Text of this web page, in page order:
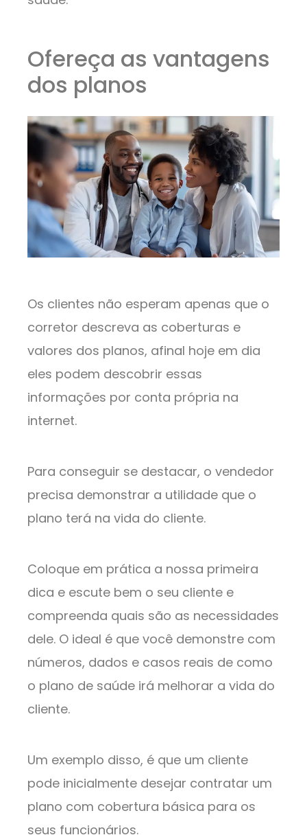
Ofereça as vantagens
dos planos
Os clientes não esperam apenas que o
corretor descreva as coberturas e
valores dos planos, afinal hoje em dia
eles podem descobrir essas
informações por conta própria na
internet.
Para conseguir se destacar, o vendedor
precisa demonstrar a utilidade que o
plano terá na vida do cliente.
Coloque em prática a nossa primeira
dica e escute bem o seu cliente e
compreenda quais são as necessidades
dele. O ideal é que você demonstre com
números, dados e casos reais de como
o plano de saúde irá melhorar a vida do
cliente.
Um exemplo disso, é que um cliente
pode inicialmente desejar contratar um
plano com cobertura básica para os
seus funcionários.